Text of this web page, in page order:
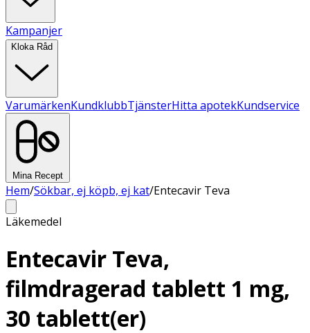
Kampanjer
Kloka Råd
VarumärkenKundklubbTjänsterHitta apotekKundservice
Mina Recept
Hem/Sökbar, ej köpb, ej kat/Entecavir Teva
Läkemedel
Entecavir Teva,
filmdragerad tablett 1 mg,
30 tablett(er)